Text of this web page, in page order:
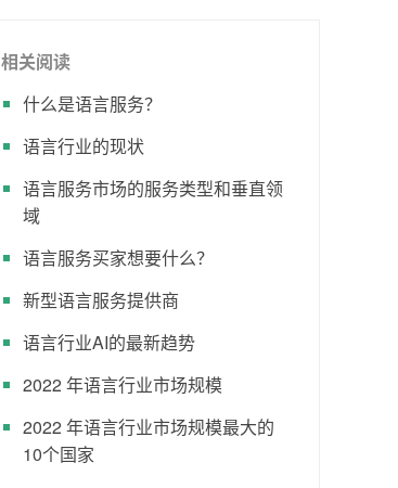
相关阅读
什么是语言服务？
语言行业的现状
语言服务市场的服务类型和垂直领
域
语言服务买家想要什么？
新型语言服务提供商
语言行业AI的最新趋势
2022 年语言行业市场规模
2022 年语言行业市场规模最大的
10个国家